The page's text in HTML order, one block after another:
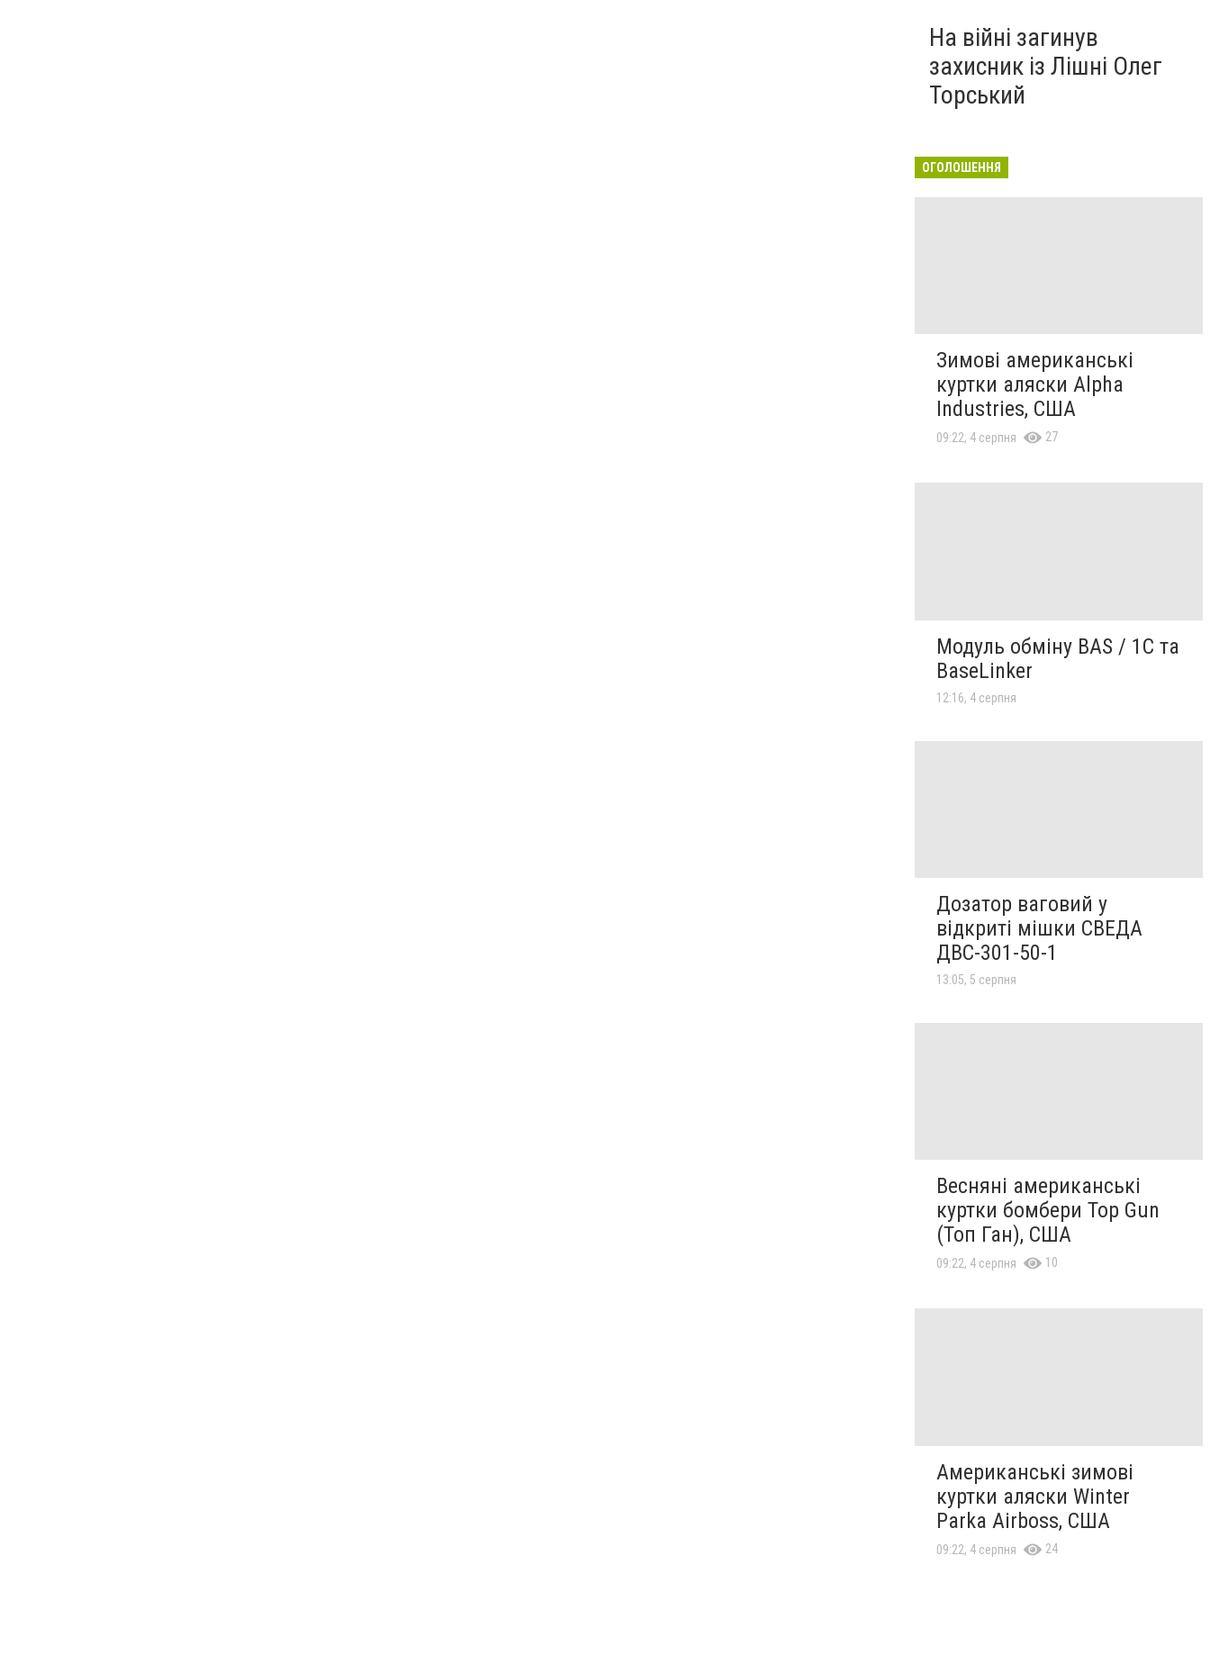
На війні загинув
захисник із Лішні Олег
Торський
ОГОЛОШЕННЯ
Зимові американські
куртки аляски Alpha
Industries, США
09:22, 4 серпня 27
Модуль обміну BAS / 1C та
BaseLinker
12:16, 4 серпня
Дозатор ваговий у
відкриті мішки СВЕДА
ДВС-301-50-1
13:05, 5 серпня
Весняні американські
куртки бомбери Top Gun
(Топ Ган), США
09:22, 4 серпня 10
Американські зимові
куртки аляски Winter
Parka Airboss, США
09:22, 4 серпня 24